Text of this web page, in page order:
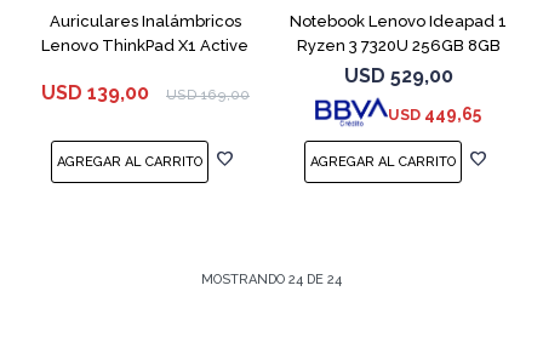
Auriculares Inalámbricos
Lenovo ThinkPad X1 Active
USD 139,00 USD 169,00
Notebook Lenovo Ideapad 1
Ryzen 3 7320U 256GB 8GB
Blue 15.6"
USD 529,00
USD 449,65
MOSTRANDO 24 DE 24